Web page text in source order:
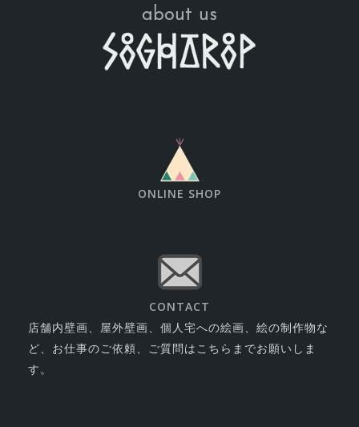
about us
ONLINE SHOP
CONTACT
店舗内壁画、屋外壁画、個人宅への絵画、絵の制作物な
ど、お仕事のご依頼、ご質問はこちらまでお願いしま
す。